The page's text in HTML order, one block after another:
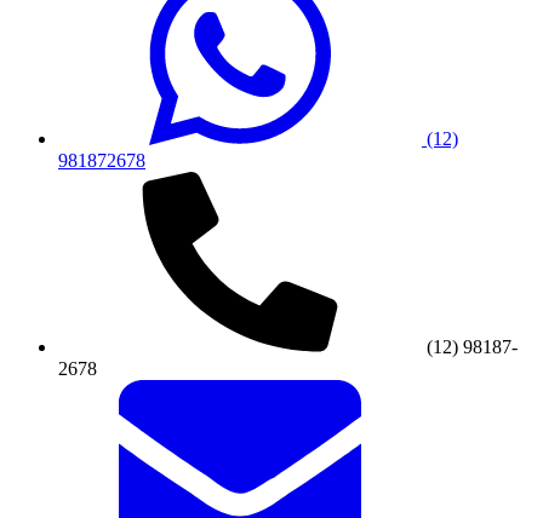
(12)
981872678
(12) 98187-
2678